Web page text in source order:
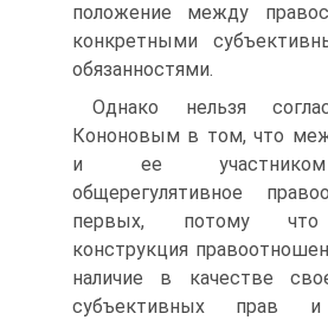
положение между
конкретными
обязанностями.
Однако нельзя
Кононовым в том, что
и ее участником
общерегулятивное
первых, потому что
конструкция
наличие в качестве
субъективных прав и